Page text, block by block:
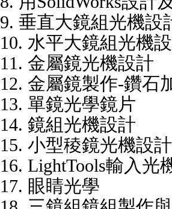
9. 垂直大鏡組光機設
10. 水平大鏡組光機
11. 金屬鏡光機設計
12. 金屬鏡製作-鑽石
13. 單鏡光學鏡片
14. 鏡組光機設計
15. 小型稜鏡光機設計
16. LightTools輸入光
17. 眼睛光學